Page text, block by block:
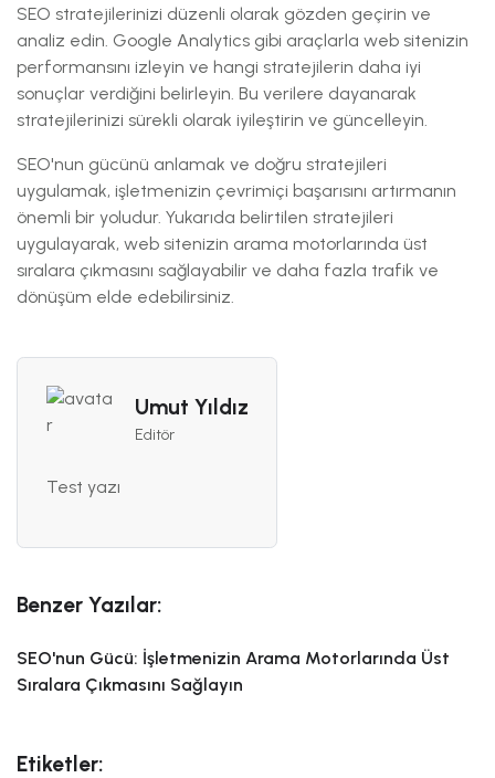
SEO stratejilerinizi düzenli olarak gözden geçirin ve
analiz edin. Google Analytics gibi araçlarla web sitenizin
performansını izleyin ve hangi stratejilerin daha iyi
sonuçlar verdiğini belirleyin. Bu verilere dayanarak
stratejilerinizi sürekli olarak iyileştirin ve güncelleyin.
SEO'nun gücünü anlamak ve doğru stratejileri
uygulamak, işletmenizin çevrimiçi başarısını artırmanın
önemli bir yoludur. Yukarıda belirtilen stratejileri
uygulayarak, web sitenizin arama motorlarında üst
sıralara çıkmasını sağlayabilir ve daha fazla trafik ve
dönüşüm elde edebilirsiniz.
Umut Yıldız
Editör
Test yazı
Benzer Yazılar:
SEO'nun Gücü: İşletmenizin Arama Motorlarında Üst
Sıralara Çıkmasını Sağlayın
Etiketler: